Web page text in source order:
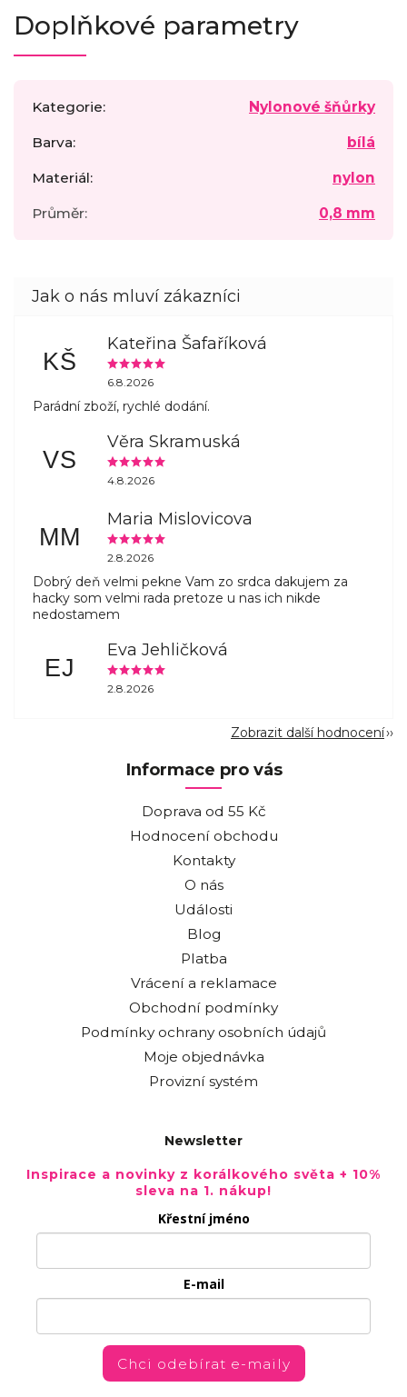
Doplňkové parametry
Kategorie: Nylonové šňůrky
Barva: bílá
Materiál: nylon
Průměr: 0,8 mm
KŠ
Kateřina Šafaříková
6.8.2026
Parádní zboží, rychlé dodání.
VS
Věra Skramuská
4.8.2026
MM
Maria Mislovicova
2.8.2026
Dobrý deň velmi pekne Vam zo srdca dakujem za
hacky som velmi rada pretoze u nas ich nikde
nedostamem
EJ
Eva Jehličková
2.8.2026
Zobrazit další hodnocení
Informace pro vás
Doprava od 55 Kč
Hodnocení obchodu
Kontakty
O nás
Události
Blog
Platba
Vrácení a reklamace
Obchodní podmínky
Podmínky ochrany osobních údajů
Moje objednávka
Provizní systém
Newsletter
Inspirace a novinky z korálkového světa + 10%
sleva na 1. nákup!
Křestní jméno
E-mail
Chci odebírat e-maily